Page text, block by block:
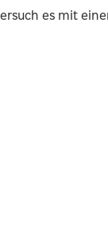
es mit